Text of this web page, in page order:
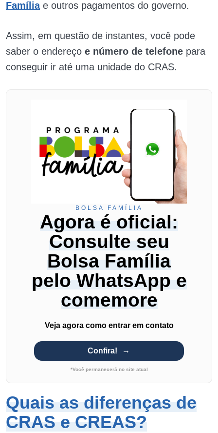
Famíliae outros pagamentos do governo.
Assim, em questão de instantes, você pode
saber o endereço e número de telefone para
conseguir ir até uma unidade do CRAS.
BOLSA FAMÍLIA
Agora é oficial:
Consulte seu
Bolsa Família
pelo WhatsApp e
comemore
Veja agora como entrar em contato
Confira!
*Você permanecerá no site atual
Quais as diferenças de
CRAS e CREAS?